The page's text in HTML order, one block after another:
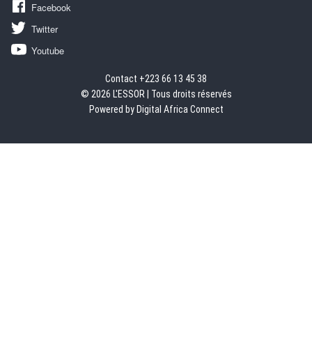
Facebook
Twitter
Youtube
Contact +223 66 13 45 38
© 2026 L'ESSOR | Tous droits réservés
Powered by Digital Africa Connect